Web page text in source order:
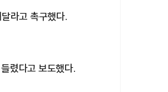
라고 촉구했다.
렸다고 보도했다.